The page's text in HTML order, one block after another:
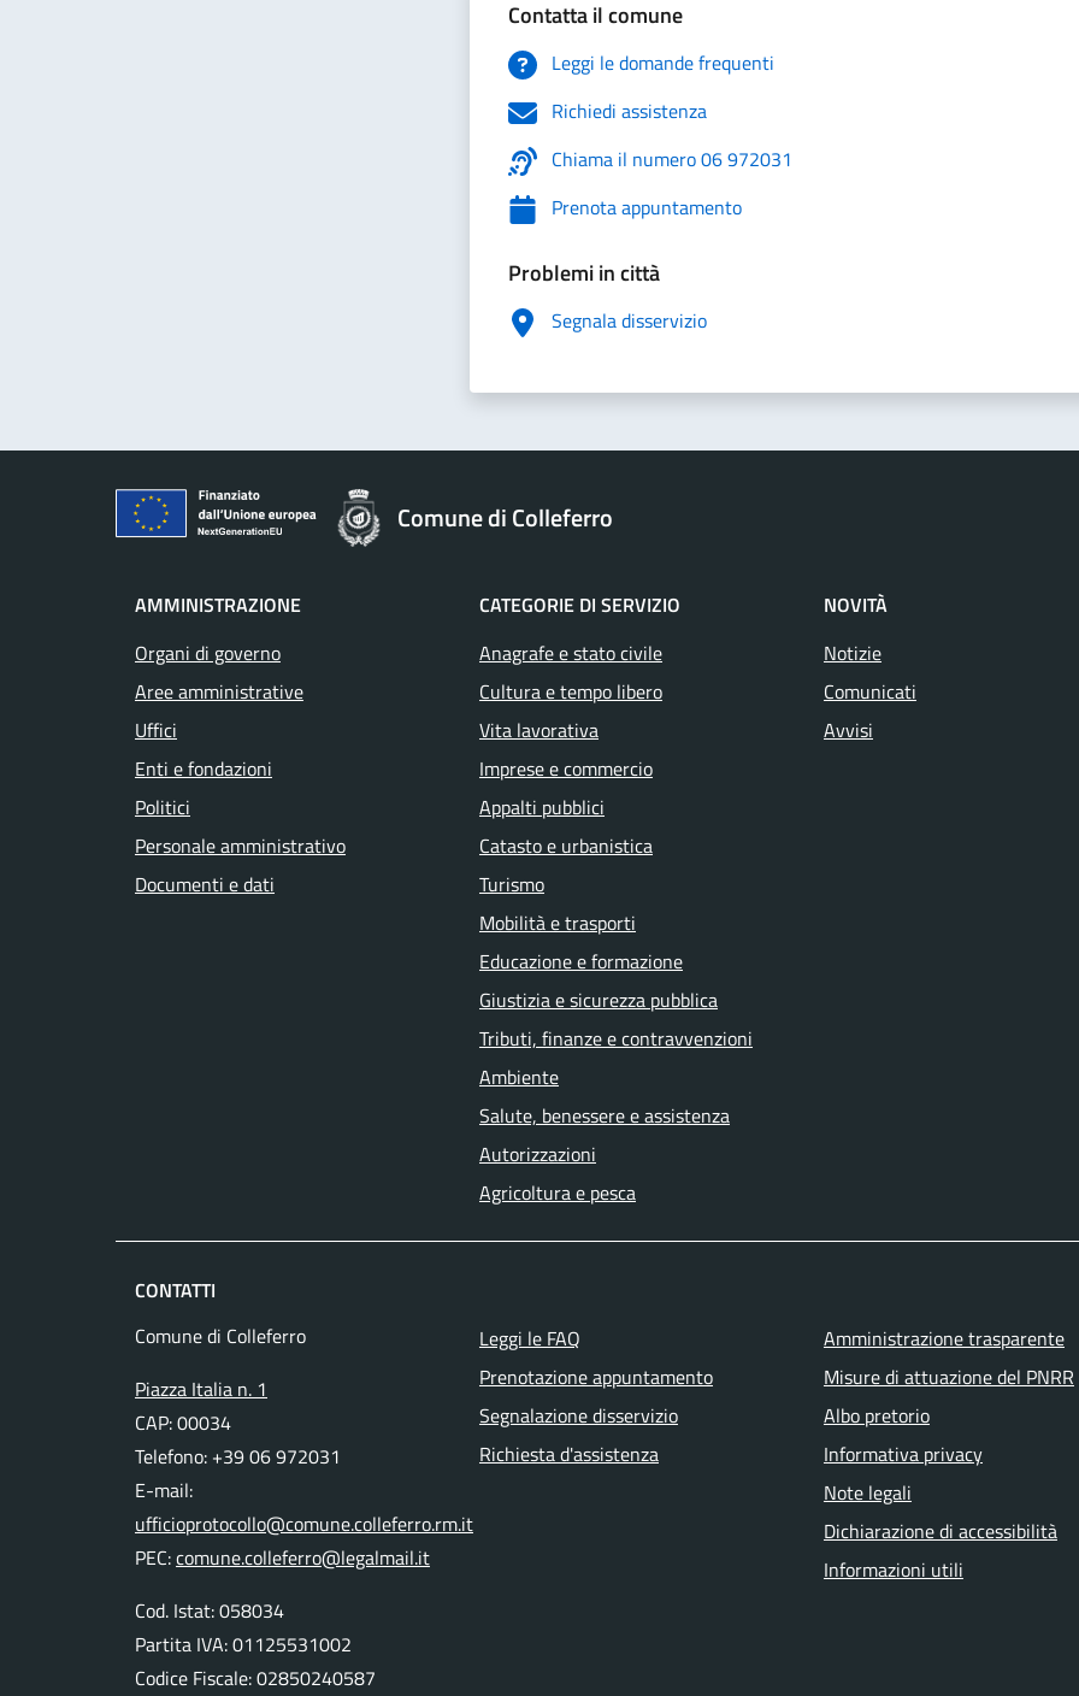
Contatta il comune
Leggi le domande frequenti
Richiedi assistenza
Chiama il numero 06 972031
Prenota appuntamento
Problemi in città
Segnala disservizio
Comune di Colleferro
AMMINISTRAZIONE
Organi di governo
Aree amministrative
Uffici
Enti e fondazioni
Politici
Personale amministrativo
Documenti e dati
CATEGORIE DI SERVIZIO
Anagrafe e stato civile
Cultura e tempo libero
Vita lavorativa
Imprese e commercio
Appalti pubblici
Catasto e urbanistica
Turismo
Mobilità e trasporti
Educazione e formazione
Giustizia e sicurezza pubblica
Tributi, finanze e contravvenzioni
Ambiente
Salute, benessere e assistenza
Autorizzazioni
Agricoltura e pesca
NOVITÀ
Notizie
Comunicati
Avvisi
CONTATTI
Comune di Colleferro
Piazza Italia n. 1
CAP: 00034
Telefono: +39 06 972031
E-mail:
ufficioprotocollo@comune.colleferro.rm.it
PEC:comune.colleferro@legalmail.it
Cod. Istat: 058034
Partita IVA: 01125531002
Codice Fiscale: 02850240587
Leggi le FAQ
Prenotazione appuntamento
Segnalazione disservizio
Richiesta d'assistenza
Amministrazione trasparente
Misure di attuazione del PNRR
Albo pretorio
Informativa privacy
Note legali
Dichiarazione di accessibilità
Informazioni utili